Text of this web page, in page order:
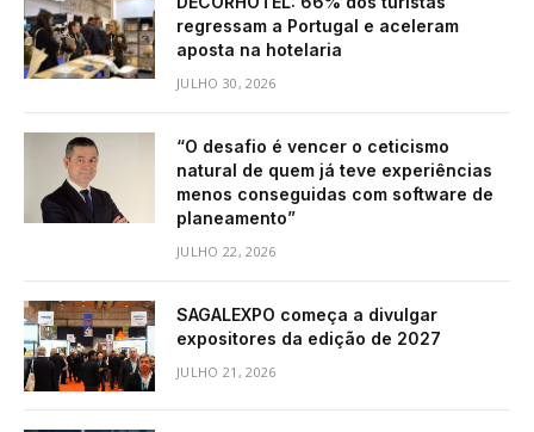
regressam a Portugal e aceleram
aposta na hotelaria
JULHO 30, 2026
“O desafio é vencer o ceticismo
natural de quem já teve experiências
menos conseguidas com software de
planeamento”
JULHO 22, 2026
SAGALEXPO começa a divulgar
expositores da edição de 2027
JULHO 21, 2026